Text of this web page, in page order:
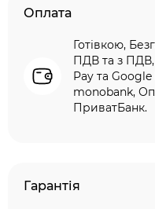
Оплата
Готівкою,
ПДВ та з ПДВ,
Pay та
monobank,
ПриватБанк.
Гарантія